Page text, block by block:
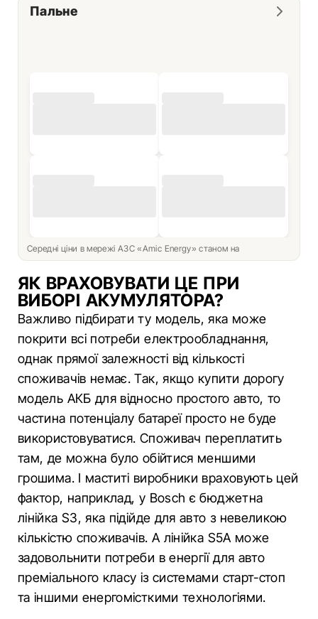
Пальне
Середні ціни в мережі АЗС «Amic Energy» станом на
ЯК ВРАХОВУВАТИ ЦЕ ПРИ
ВИБОРІ АКУМУЛЯТОРА?
Важливо підбирати ту модель, яка може
покрити всі потреби електрообладнання,
однак прямої залежності від кількості
споживачів немає. Так, якщо купити дорогу
модель АКБ для відносно простого авто, то
частина потенціалу батареї просто не буде
використовуватися. Споживач переплатить
там, де можна було обійтися меншими
грошима. І маститі виробники враховують цей
фактор, наприклад, у Bosch є бюджетна
лінійка S3, яка підійде для авто з невеликою
кількістю споживачів. А лінійка S5A може
задовольнити потреби в енергії для авто
преміального класу із системами старт-стоп
та іншими енергомісткими технологіями.